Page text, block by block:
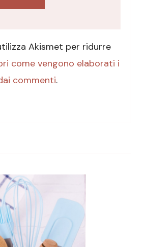
Akismet per ridurre
come vengono elaborati i
commenti.